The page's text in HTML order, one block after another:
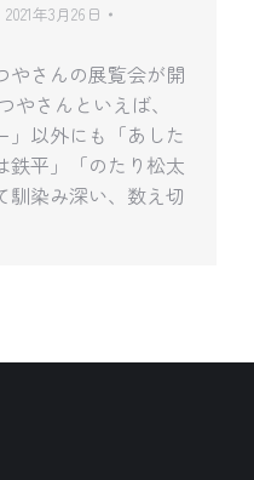
2021年3月26日
やさんの展覧会が開
さんといえば、
」以外にも「あした
鉄平」「のたり松太
馴染み深い、数え切